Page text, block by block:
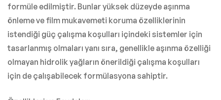
formüle edilmiştir. Bunlar yüksek düzeyde aşınma
önleme ve film mukavemeti koruma özelliklerinin
istendiği güç çalışma koşulları içindeki sistemler için
tasarlanmış olmaları yanı sıra, genellikle aşınma özelliği
olmayan hidrolik yağların önerildiği çalışma koşulları
için de çalışabilecek formülasyona sahiptir.